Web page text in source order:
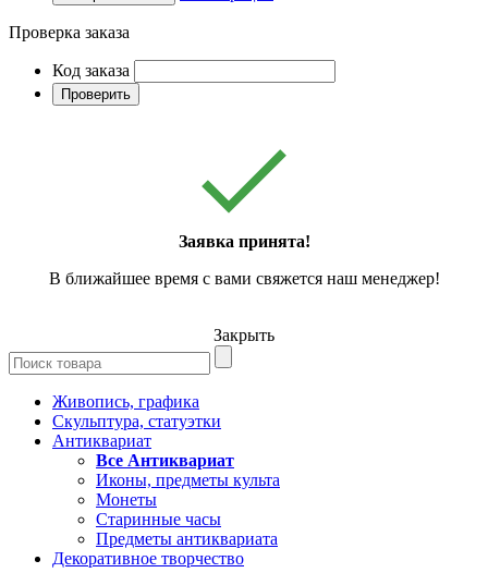
Проверка заказа
Код заказа
Проверить
Заявка принята!
В ближайшее время с вами свяжется наш менеджер!
Закрыть
Живопись, графика
Скульптура, статуэтки
Антиквариат
Все Антиквариат
Иконы, предметы культа
Монеты
Старинные часы
Предметы антиквариата
Декоративное творчество